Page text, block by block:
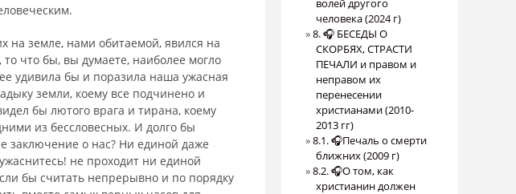
на земле, нами обитаемой, явился на
что бы, вы думаете, наиболее могло
удивила бы и поразила наша ужасная
земли, коему все подчинено и
бы лютого врага и тирана, коему
из бес­словесных. И долго бы
заключение о нас? Ни единой даже
не проходит ни единой
бы считать непрерывно и по порядку
волей другого
человека (2024 г)
8. 🎧 БЕСЕДЫ О
СКОРБЯХ, СТРАСТИ
ПЕЧАЛИ и правом и
неправом их
перенесении
христианами (2010-
2013 гг)
8.1. 🎧Печаль о смерти
ближних (2009 г)
8.2. 🎧О том, как
христианин должен